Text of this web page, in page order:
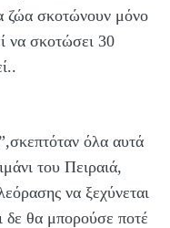
ζώα σκοτώνουν μόνο
να σκοτώσει 30
όλα αυτά
του Πειραιά,
να ξεχύνεται
δε θα μπορούσε ποτέ